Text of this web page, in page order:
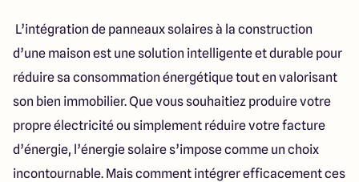
Maisons ARLOGIS Lyon Est
69800 Saint Priest
5 4.9
L’intégration de panneaux solaires à la construction
d’une maison est une solution intelligente et durable pour
réduire sa consommation énergétique tout en valorisant
son bien immobilier. Que vous souhaitiez produire votre
propre électricité ou simplement réduire votre facture
d’énergie, l’énergie solaire s’impose comme un choix
incontournable. Mais comment intégrer efficacement ces